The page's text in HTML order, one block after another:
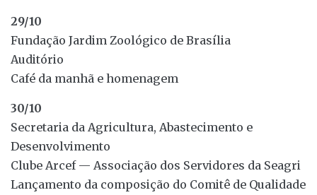
29/10
Fundação Jardim Zoológico de Brasília
Auditório
Café da manhã e homenagem
30/10
Secretaria da Agricultura, Abastecimento e
Desenvolvimento
Clube Arcef — Associação dos Servidores da Seagri
Lançamento da composição do Comitê de Qualidade